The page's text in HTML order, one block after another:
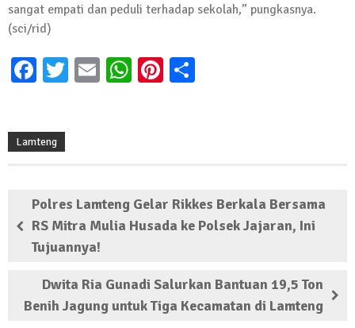
sangat empati dan peduli terhadap sekolah,” pungkasnya.
(sci/rid)
Facebook
Twitter
EmailWhatsApp
Pinterest
Lamteng
Polres Lamteng Gelar Rikkes Berkala Bersama
RS Mitra Mulia Husada ke Polsek Jajaran, Ini
Tujuannya!
Dwita Ria Gunadi Salurkan Bantuan 19,5 Ton
Benih Jagung untuk Tiga Kecamatan di Lamteng